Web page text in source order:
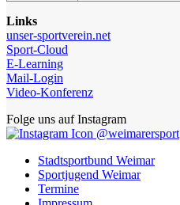
Links
unser-sportverein.net
Sport-Cloud
E-Learning
Mail-Login
Video-Konferenz
Folge uns auf Instagram
@weimarersport
Stadtsportbund Weimar
Sportjugend Weimar
Termine